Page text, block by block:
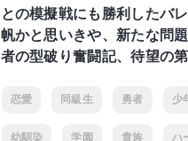
との模擬戦にも勝利したバ
帆かと思いきや、新たな問
者の型破り奮闘記、待望の第
恋愛 同級生 勇者 少
幼馴染 学園 貴族 ハ